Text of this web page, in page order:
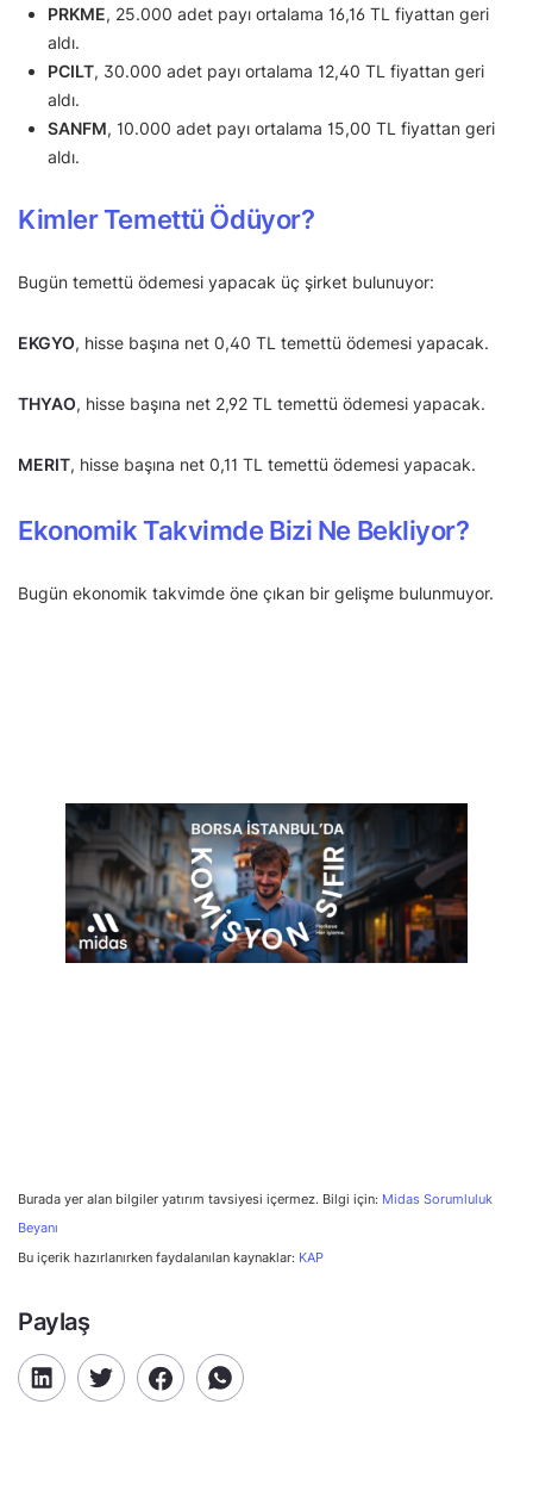
PRKME, 25.000 adet payı ortalama 16,16 TL fiyattan geri
aldı.
PCILT, 30.000 adet payı ortalama 12,40 TL fiyattan geri
aldı.
SANFM, 10.000 adet payı ortalama 15,00 TL fiyattan geri
aldı.
Kimler Temettü Ödüyor?
Bugün temettü ödemesi yapacak üç şirket bulunuyor:
EKGYO, hisse başına net 0,40 TL temettü ödemesi yapacak.
THYAO, hisse başına net 2,92 TL temettü ödemesi yapacak.
MERIT, hisse başına net 0,11 TL temettü ödemesi yapacak.
Ekonomik Takvimde Bizi Ne Bekliyor?
Bugün ekonomik takvimde öne çıkan bir gelişme bulunmuyor.
Burada yer alan bilgiler yatırım tavsiyesi içermez. Bilgi için: Midas Sorumluluk
Beyanı
Bu içerik hazırlanırken faydalanılan kaynaklar: KAP
Paylaş